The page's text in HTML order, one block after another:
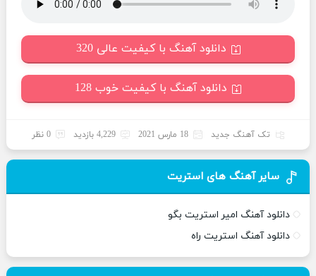
دانلود آهنگ با کیفیت عالی 320
دانلود آهنگ با کیفیت خوب 128
تک آهنگ جدید 18 مارس 2021 4,229 بازدید 0 نظر
سایر آهنگ های استریت
دانلود آهنگ امیر استریت بگو
دانلود آهنگ استریت راه